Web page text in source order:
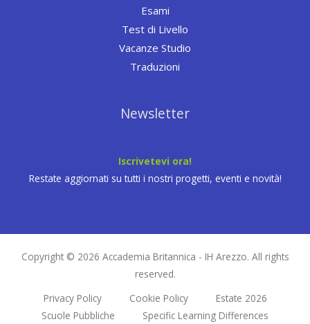
Esami
Test di Livello
Vacanze Studio
Traduzioni
Newsletter
Iscrivetevi ora!
Restate aggiornati su tutti i nostri progetti, eventi e novità!
Copyright © 2026 Accademia Britannica - IH Arezzo. All rights
reserved.
Privacy Policy
Cookie Policy
Estate 2026
Scuole Pubbliche
Specific Learning Differences